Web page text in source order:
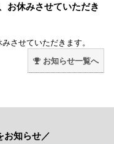
お休みさせていただき
させていただきます。
お知らせ一覧へ
お知らせ／